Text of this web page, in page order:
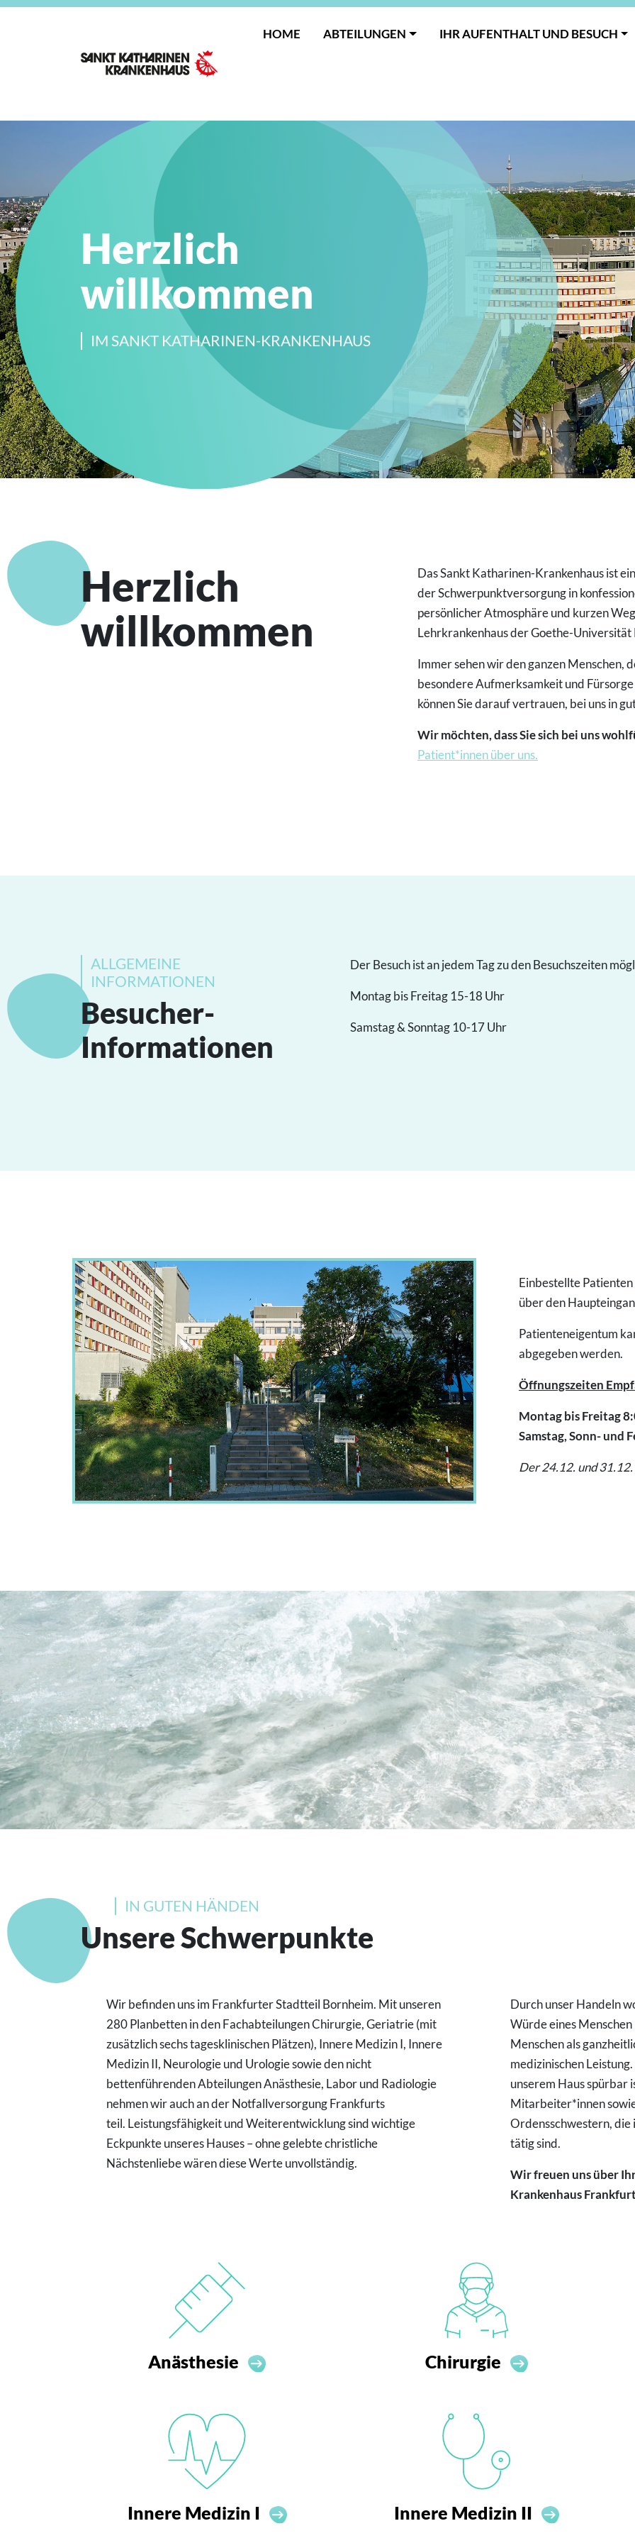
HOME ABTEILUNGEN IHR AUFENTHALT UND BESUCH
Herzlich
willkommen
IM SANKT KATHARINEN-KRANKENHAUS
Herzlich
willkommen
Das Sankt Katharinen-Krankenhaus ist
der Schwerpunktversorgung in
persönlicher Atmosphäre und kurzen
Lehrkrankenhaus der Goethe-
Immer sehen wir den ganzen Menschen,
besondere Aufmerksamkeit und
können Sie darauf vertrauen, bei uns in
Wir möchten, dass Sie sich bei uns
Patient*innen überuns.
ALLGEMEINE
INFORMATIONEN
Besucher-
Informationen
Der Besuch ist an jedem Tag zu den Besuchszeiten
Montag bis Freitag 15-18 Uhr
Samstag & Sonntag 10-17 Uhr
Einbestellte
über den
Patienteneigentum
abgegeben werden.
Öffnungszeiten
Montag bis Freitag
Samstag, Sonn- und
Der 24.12. und
IN GUTEN HÄNDEN
Unsere Schwerpunkte
Wir befinden uns im Frankfurter Stadtteil Bornheim. Mit unseren
280 Planbetten in den Fachabteilungen Chirurgie, Geriatrie (mit
zusätzlich sechs tagesklinischen Plätzen), Innere Medizin I, Innere
Medizin II, Neurologie und Urologie sowie den nicht
bettenführenden Abteilungen Anästhesie, Labor und Radiologie
nehmen wir auch an der Notfallversorgung Frankfurts
teil. Leistungsfähigkeit und Weiterentwicklung sind wichtige
Eckpunkte unseres Hauses – ohne gelebte christliche
Nächstenliebe wären diese Werte unvollständig.
Durch unser Handeln
Würde eines
Menschen als
medizinischen
unserem Haus spürbar
Mitarbeiter*innen
Ordensschwestern, die
tätig sind.
Wir freuen uns über
Krankenhaus
Anästhesie Chirurgie
Innere Medizin I Innere Medizin II